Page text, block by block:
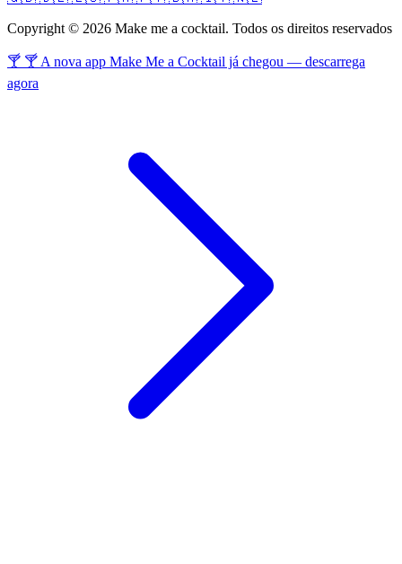
Copyright © 2026 Make me a cocktail. Todos os direitos reservados
🍸 🍸 A nova app Make Me a Cocktail já chegou — descarrega
agora